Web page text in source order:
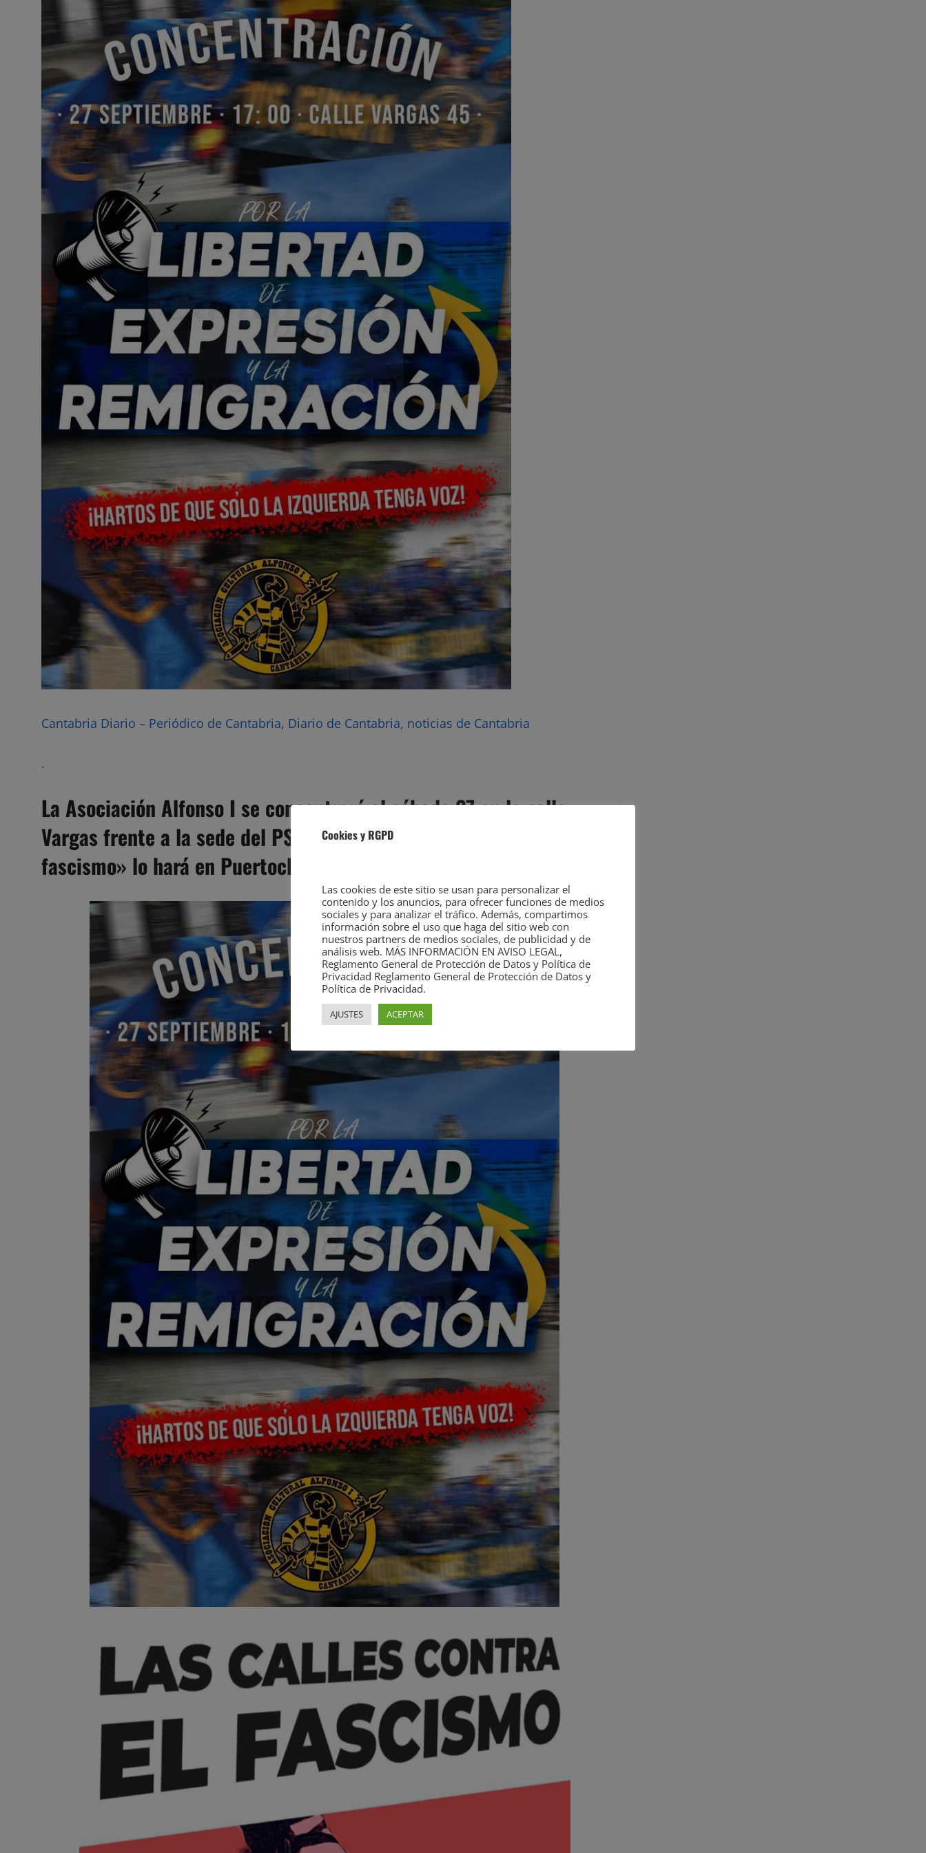
Cantabria Diario – Periódico de Cantabria, Diario de Cantabria, noticias de Cantabria
.
La Asociación Alfonso I se concentrará el sábado 27 en la calle
Vargas frente a la sede del PSOE mientras que «Rock contra el
fascismo» lo hará en Puertochico
Cookies y RGPD
Las cookies de este sitio se usan para personalizar el
contenido y los anuncios, para ofrecer funciones de medios
sociales y para analizar el tráfico. Además, compartimos
información sobre el uso que haga del sitio web con
nuestros partners de medios sociales, de publicidad y de
análisis web. MÁS INFORMACIÓN EN AVISO LEGAL,
Reglamento General de Protección de Datos y Política de
Privacidad Reglamento General de Protección de Datos y
Política de Privacidad.
AJUSTES ACEPTAR